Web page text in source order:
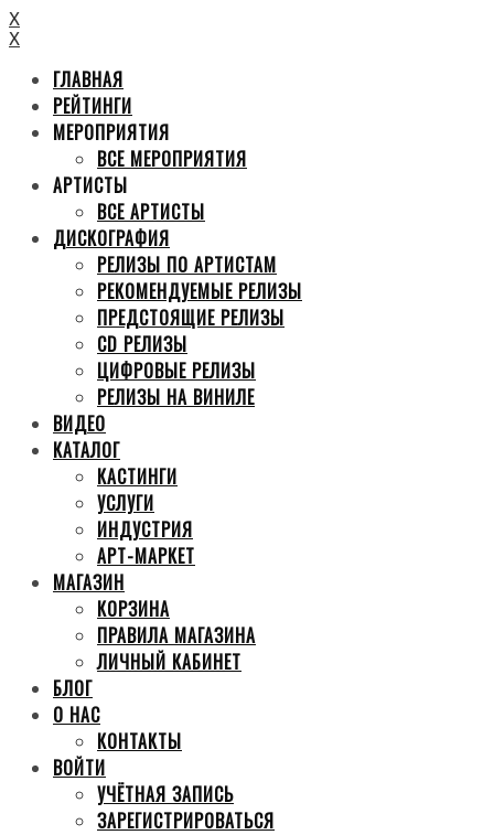
X
X
ГЛАВНАЯ
РЕЙТИНГИ
МЕРОПРИЯТИЯ
ВСЕ МЕРОПРИЯТИЯ
АРТИСТЫ
ВСЕ АРТИСТЫ
ДИСКОГРАФИЯ
РЕЛИЗЫ ПО АРТИСТАМ
РЕКОМЕНДУЕМЫЕ РЕЛИЗЫ
ПРЕДСТОЯЩИЕ РЕЛИЗЫ
CD РЕЛИЗЫ
ЦИФРОВЫЕ РЕЛИЗЫ
РЕЛИЗЫ НА ВИНИЛЕ
ВИДЕО
КАТАЛОГ
КАСТИНГИ
УСЛУГИ
ИНДУСТРИЯ
АРТ-МАРКЕТ
МАГАЗИН
КОРЗИНА
ПРАВИЛА МАГАЗИНА
ЛИЧНЫЙ КАБИНЕТ
БЛОГ
О НАС
КОНТАКТЫ
ВОЙТИ
УЧЁТНАЯ ЗАПИСЬ
ЗАРЕГИСТРИРОВАТЬСЯ